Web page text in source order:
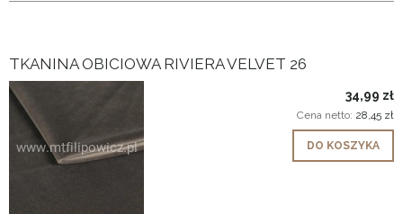
TKANINA OBICIOWA RIVIERA VELVET 26
34,99 zł
Cena netto: 28,45 zł
DO KOSZYKA